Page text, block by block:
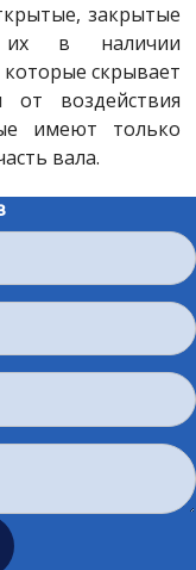
закрытые
их в наличии
скрывает
от воздействия
имеют только
вала.